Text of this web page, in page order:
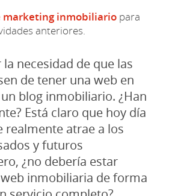
marketing inmobiliario para
anteriores.
necesidad de que las
de tener una web en
blog inmobiliario. ¿Han
Está claro que hoy día
realmente atrae a los
y futuros
¿no debería estar
inmobiliaria de forma